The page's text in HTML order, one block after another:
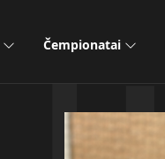
Čempionatai